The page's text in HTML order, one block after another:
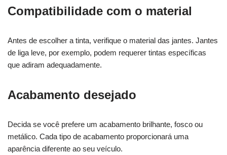
Compatibilidade com o material
Antes de escolher a tinta, verifique o material das jantes. Jantes
de liga leve, por exemplo, podem requerer tintas específicas
que adiram adequadamente.
Acabamento desejado
Decida se você prefere um acabamento brilhante, fosco ou
metálico. Cada tipo de acabamento proporcionará uma
aparência diferente ao seu veículo.